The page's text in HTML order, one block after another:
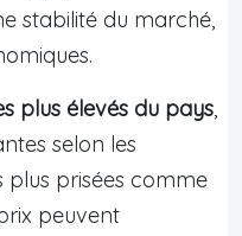
stabilité du marché,
plus élevés du pays,
selon les
plus prisées comme
peuvent